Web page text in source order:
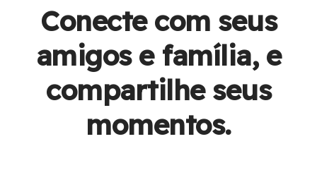
Conecte com seus
amigos e família, e
compartilhe seus
momentos.